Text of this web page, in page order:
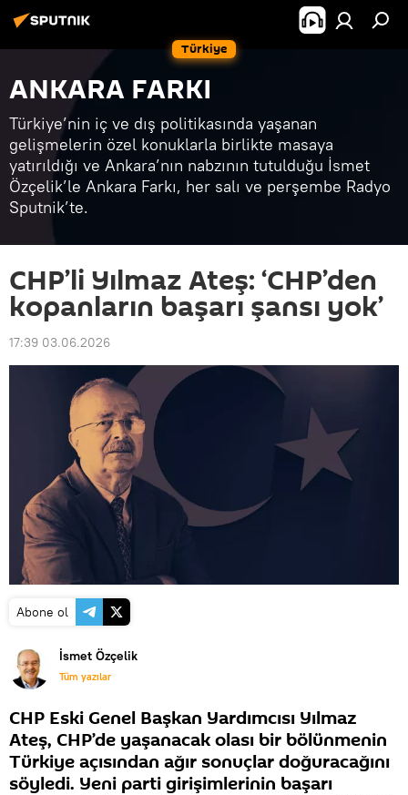
Türkiye
ANKARA FARKI
Türkiye’nin iç ve dış politikasında yaşanan
gelişmelerin özel konuklarla birlikte masaya
yatırıldığı ve Ankara’nın nabzının tutulduğu İsmet
Özçelik’le Ankara Farkı, her salı ve perşembe Radyo
Sputnik’te.
CHP’li Yılmaz Ateş: ‘CHP’den
kopanların başarı şansı yok’
17:39 03.06.2026
Abone ol
İsmet Özçelik
Tüm yazılar
CHP Eski Genel Başkan Yardımcısı Yılmaz
Ateş, CHP’de yaşanacak olası bir bölünmenin
Türkiye açısından ağır sonuçlar doğuracağını
söyledi. Yeni parti girişimlerinin başarı